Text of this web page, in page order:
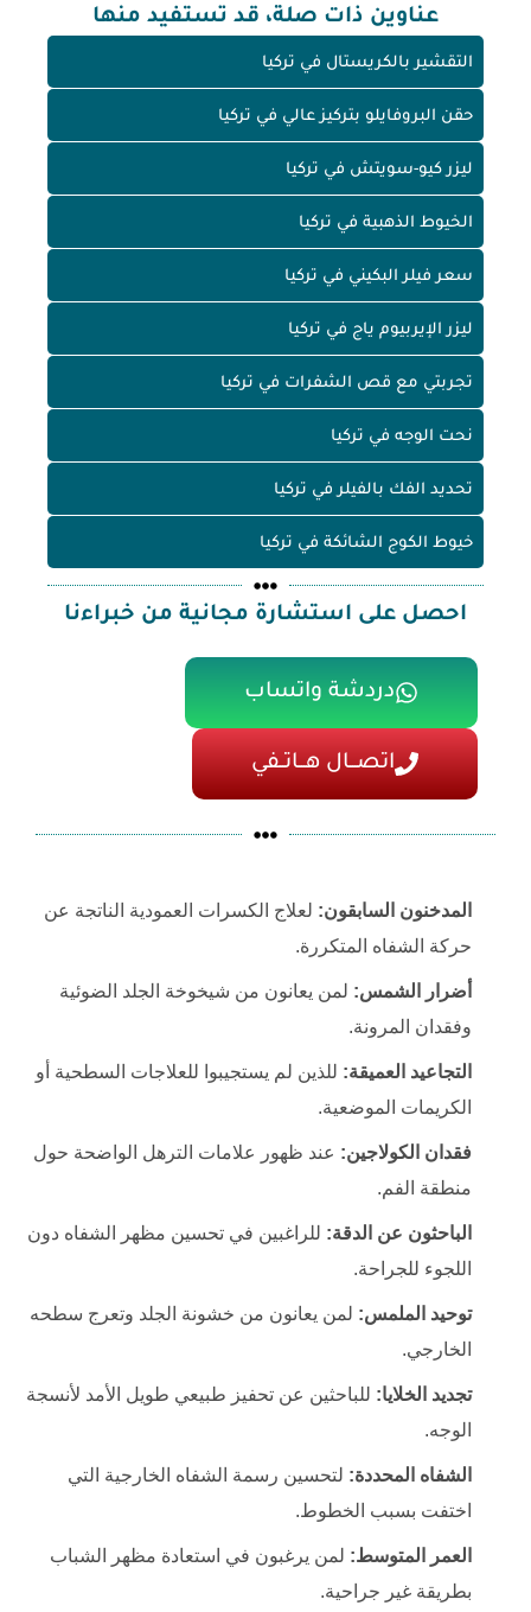
عناوين ذات صلة، قد تستفيد منها
التقشير بالكريستال في تركيا
حقن البروفايلو بتركيز عالي في تركيا
ليزر كيو-سويتش في تركيا
الخيوط الذهبية في تركيا
سعر فيلر البكيني في تركيا
ليزر الإيربيوم ياج في تركيا
تجربتي مع قص الشفرات في تركيا
نحت الوجه في تركيا
تحديد الفك بالفيلر في تركيا
خيوط الكوج الشائكة في تركيا
احصل على استشارة مجانية من خبراءنا
دردشة واتساب
اتصـــال هـــاتــفي
المدخنون السابقون: لعلاج الكسرات العمودية الناتجة عن
حركة الشفاه المتكررة.
أضرار الشمس: لمن يعانون من شيخوخة الجلد الضوئية
وفقدان المرونة.
التجاعيد العميقة: للذين لم يستجيبوا للعلاجات السطحية أو
الكريمات الموضعية.
فقدان الكولاجين: عند ظهور علامات الترهل الواضحة حول
منطقة الفم.
الباحثون عن الدقة: للراغبين في تحسين مظهر الشفاه دون
اللجوء للجراحة.
توحيد الملمس: لمن يعانون من خشونة الجلد وتعرج سطحه
الخارجي.
تجديد الخلايا: للباحثين عن تحفيز طبيعي طويل الأمد لأنسجة
الوجه.
الشفاه المحددة: لتحسين رسمة الشفاه الخارجية التي
اختفت بسبب الخطوط.
العمر المتوسط: لمن يرغبون في استعادة مظهر الشباب
بطريقة غير جراحية.